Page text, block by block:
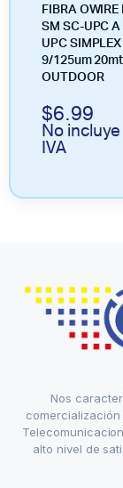
FIBRA OWIRE
SM SC-UPC A
UPC SIMPLEX
9/125um
OUTDOOR
$6.99
No incluye
IVA
Nos
alto nivel de